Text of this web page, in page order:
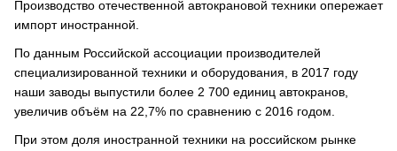
Производство отечественной автокрановой техники опережает
импорт иностранной.
По данным Российской ассоциации производителей
специализированной техники и оборудования, в 2017 году
наши заводы выпустили более 2 700 единиц автокранов,
увеличив объём на 22,7% по сравнению с 2016 годом.
При этом доля иностранной техники на российском рынке